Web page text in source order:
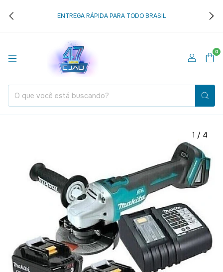
ENTREGA RÁPIDA PARA TODO BRASIL
0
1 / 4